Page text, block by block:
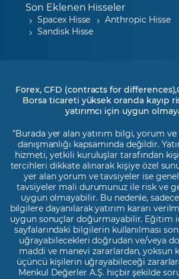
Son Eklenen Hisseler
Spacex Hisse
Anthropic Hisse
Sandisk Hisse
Forex, CFD (contracts for
Borsa ticareti yüksek oranda kayıp
yatırımcı için uygun
"Burada yer alan yatırım bilgi, yorum ve
danışmanlığı kapsamında değildir.
hizmeti, yetkili kuruluşlar tarafından
tercihleri dikkate alınarak kişiye özel
yer alan yorum ve tavsiyeler ise
tavsiyeler mali durumunuz ile risk ve
uygun olmayabilir. Bu nedenle,
bilgilere dayanılarak yatırım kararı
uygun sonuçlar doğurmayabilir. Eğitim
sayfalarındaki bilgilerin kullanılması
uğrayabilecekleri doğrudan ve/veya
maddi ve manevi zararlardan, yoksun
üçüncü kişilerin uğrayabileceği
Menkul Değerler A.Ş. hiçbir şekilde